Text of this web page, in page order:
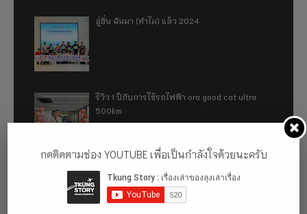
อู่ฮั่น ฉันมา (ทำไม) แล้ว 2024
รีวิว 1 ปีกับการใช้รถไฟฟ้า ora good cat ultra
500km
เที่ยวฮ่องกง จะหลงได้ยังไง EP2
กดติดตามช่อง YOUTUBE เพื่อเป็นกำลังใจด้วยนะครับ